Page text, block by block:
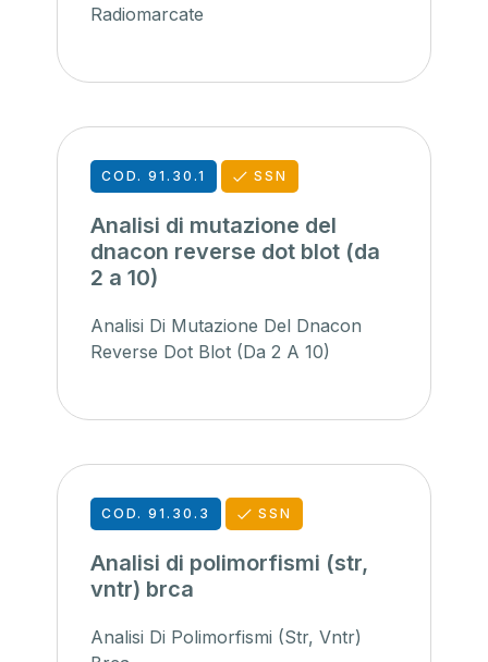
Radiomarcate
COD. 91.30.1 SSN
Analisi di mutazione del
dnacon reverse dot blot (da
2 a 10)
Analisi Di Mutazione Del Dnacon
Reverse Dot Blot (Da 2 A 10)
COD. 91.30.3 SSN
Analisi di polimorfismi (str,
vntr) brca
Analisi Di Polimorfismi (Str, Vntr)